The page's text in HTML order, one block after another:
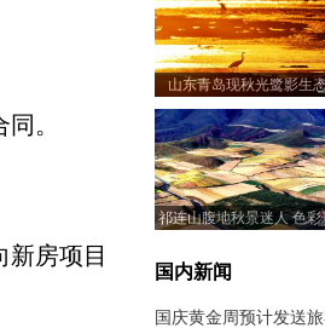
。
房项目
山东青岛现秋光鹭影生
祁连山腹地秋景迷人 色彩
国内新闻
国庆黄金周预计发送